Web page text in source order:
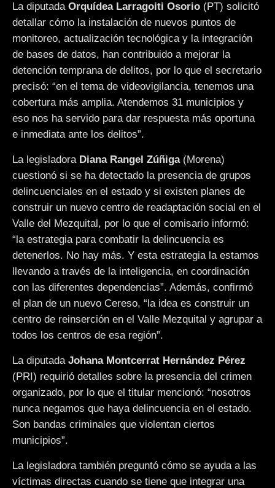
La diputada Orquídea Larragoiti Osorio (PT) solicitó
detallar cómo la instalación de nuevos puntos de
monitoreo, actualización tecnológica y la integración
de bases de datos, han contribuido a mejorar la
detención temprana de delitos, por lo que el secretario
precisó: “en el tema de videovigilancia, tenemos una
cobertura más amplia. Atendemos 31 municipios y
eso nos ha servido para dar respuesta más oportuna
e inmediata ante los delitos”.
La legisladora Diana Rangel Zúñiga(Morena)
cuestionó si se ha detectado la presencia de grupos
delincuenciales en el estado y si existen planes de
construir un nuevo centro de readaptación social en el
Valle del Mezquital, por lo que el comisario informó:
“la estrategia para combatir la delincuencia es
detenerlos. No hay más. Y esta estrategia la estamos
llevando a través de la inteligencia, en coordinación
con las diferentes dependencias”. Además, confirmó
el plan de un nuevo Cereso, “la idea es construir un
centro de reinserción en el Valle Mezquital y agrupar a
todos los centros de esa región”.
La diputada Johana Montcerrat Hernández Pérez
(PRI) requirió detalles sobre la presencia del crimen
organizado, por lo que el titular mencionó: “nosotros
nunca negamos que haya delincuencia en el estado.
Son bandas criminales que violentan ciertos
municipios”.
La legisladora también preguntó cómo se ayuda a las
víctimas directas cuando se tiene que integrar una